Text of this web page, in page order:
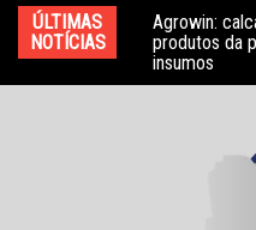
para
conteúdo
ÚLTIMAS
NOTÍCIAS
Agrowin:
produtos da
insumos
Novo
garante